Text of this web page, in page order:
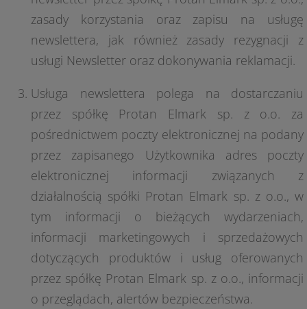
zasady korzystania oraz zapisu na usługę
newslettera, jak również zasady rezygnacji z
usługi Newsletter oraz dokonywania reklamacji.
Usługa newslettera polega na dostarczaniu
przez spółkę Protan Elmark sp. z o.o. za
pośrednictwem poczty elektronicznej na podany
przez zapisanego Użytkownika adres poczty
elektronicznej informacji związanych z
działalnością spółki Protan Elmark sp. z o.o., w
tym informacji o bieżących wydarzeniach,
informacji marketingowych i sprzedażowych
dotyczących produktów i usług oferowanych
przez spółkę Protan Elmark sp. z o.o., informacji
o przeglądach, alertów bezpieczeństwa.